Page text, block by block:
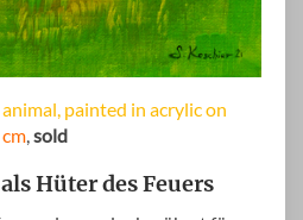
painted in acrylic on
,sold
Hüter des Feuers